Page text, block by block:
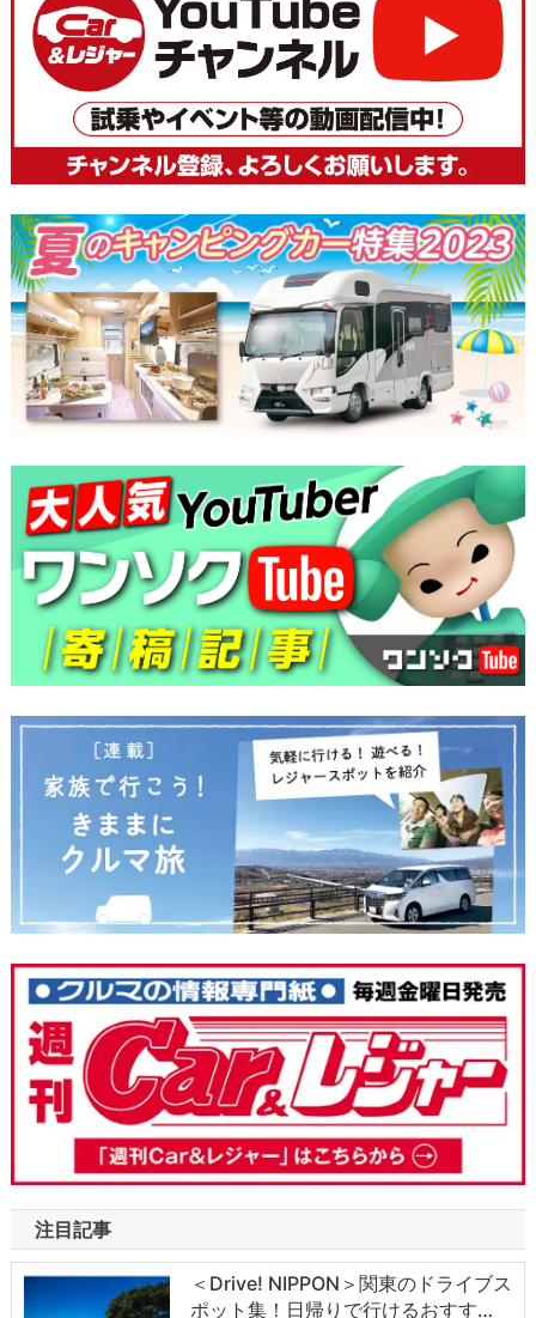
注目記事
＜Drive! NIPPON＞関東のドライブス
ポット集！日帰りで行けるおすす…